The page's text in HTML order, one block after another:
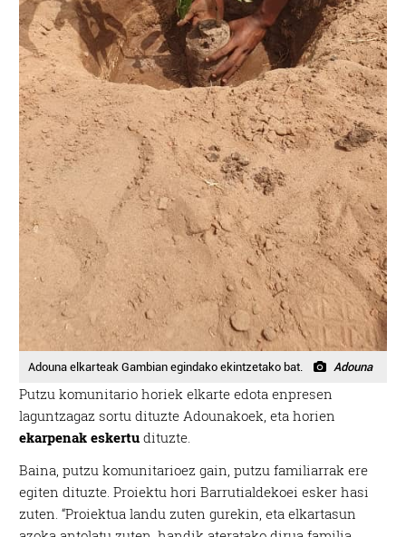
Adouna elkarteak Gambian egindako ekintzetako bat. Adouna
Putzu komunitario horiek elkarte edota enpresen
laguntzagaz sortu dituzte Adounakoek, eta horien
ekarpenak eskertu dituzte.
Baina, putzu komunitarioez gain, putzu familiarrak ere
egiten dituzte. Proiektu hori Barrutialdekoei esker hasi
zuten. “Proiektua landu zuten gurekin, eta elkartasun